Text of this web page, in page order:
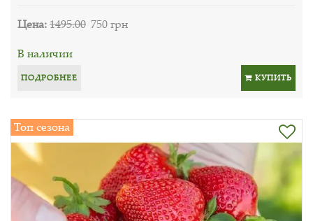
Цена:1495.00 750 грн
В наличии
ПОДРОБНЕЕ КУПИТЬ
Топ сезона